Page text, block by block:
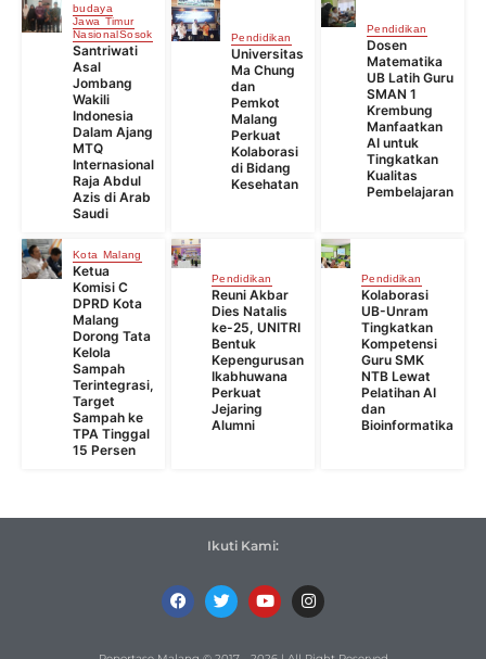
budaya
Jawa Timur
NasionalSosok
Santriwati
Asal
Jombang
Wakili
Indonesia
Dalam Ajang
MTQ
Internasional
Raja Abdul
Azis di Arab
Saudi
Pendidikan
Universitas
Ma Chung
dan
Pemkot
Malang
Perkuat
Kolaborasi
di Bidang
Kesehatan
Pendidikan
Dosen
Matematika
UB Latih Guru
SMAN 1
Krembung
Manfaatkan
AI untuk
Tingkatkan
Kualitas
Pembelajaran
Kota Malang
Ketua
Komisi C
DPRD Kota
Malang
Dorong Tata
Kelola
Sampah
Terintegrasi,
Target
Sampah ke
TPA Tinggal
15 Persen
Pendidikan
Reuni Akbar
Dies Natalis
ke-25, UNITRI
Bentuk
Kepengurusan
Ikabhuwana
Perkuat
Jejaring
Alumni
Pendidikan
Kolaborasi
UB-Unram
Tingkatkan
Kompetensi
Guru SMK
NTB Lewat
Pelatihan AI
dan
Bioinformatika
Ikuti Kami: